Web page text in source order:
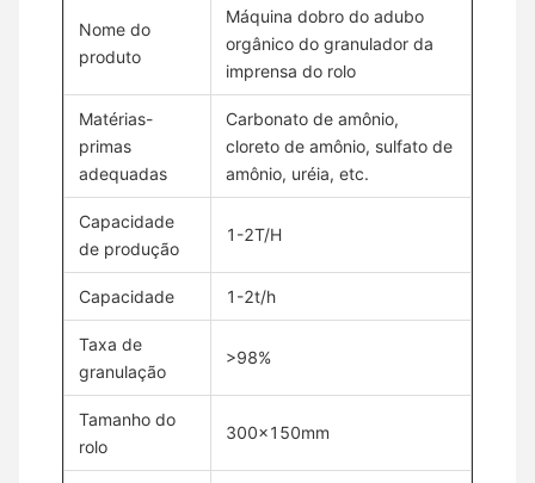
Nome do
produto
Máquina dobro do adubo
orgânico do granulador da
imprensa do rolo
Matérias-
primas
adequadas
Carbonato de amônio,
cloreto de amônio, sulfato de
amônio, uréia, etc.
Capacidade
de produção
1-2T/H
Capacidade 1-2t/h
Taxa de
granulação
>98%
Tamanho do
rolo
300x150mm